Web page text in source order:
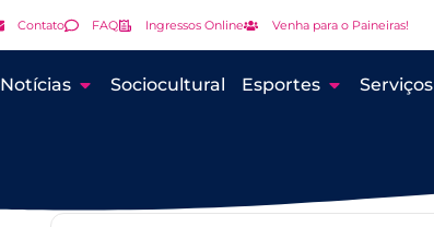
Contato FAQ Ingressos Online Venha para o Paineiras!
Notícias Sociocultural Esportes Serviços